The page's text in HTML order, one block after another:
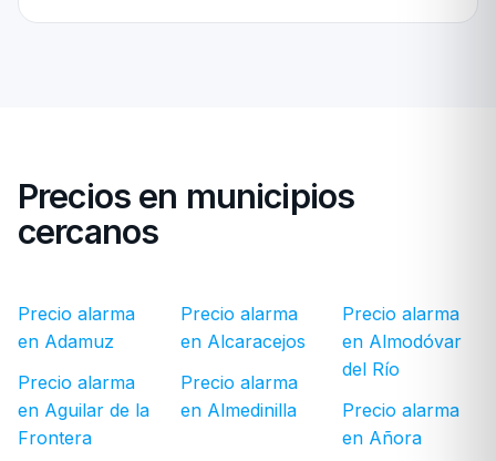
Precios en municipios
cercanos
Precio alarma
en Adamuz
Precio alarma
en Aguilar de la
Frontera
Precio alarma
en Alcaracejos
Precio alarma
en Almedinilla
Precio alarma
en Almodóvar
del Río
Precio alarma
en Añora